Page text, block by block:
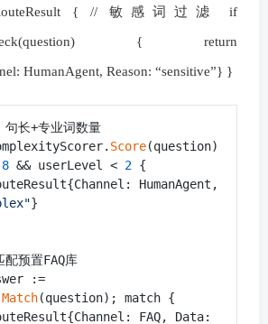
RouteResult { // 敏感词过滤 if
{ return
HumanAgent, Reason: “sensitive”} }
长+专业词数量
Score(question)
&& userLevel < 2 {
}
预置FAQ库
:=
Match(question); match {